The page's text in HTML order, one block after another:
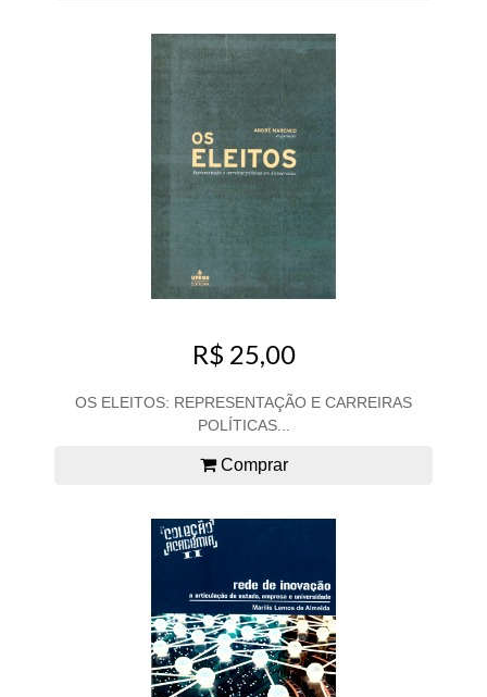
R$ 25,00
OS ELEITOS: REPRESENTAÇÃO E CARREIRAS
POLÍTICAS...
Comprar